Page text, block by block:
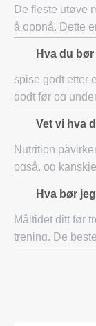
De fleste utøve
å oppnå. Dette
sunn livsstil
Hva du
spise godt etter
godt før og
trening og
Vet vi hva
Nutrition
også, og
gir energi,
Hva bør
Måltidet ditt før
trening. De